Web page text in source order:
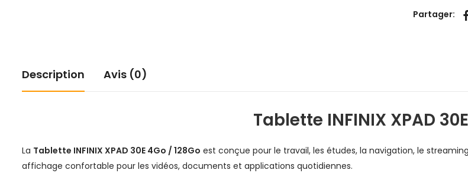
Partager:
Description Avis (0)
Tablette INFINIX XPAD
La Tablette INFINIX XPAD 30E 4Go / 128Go est conçue pour le travail, les études, la navigation, le
affichage confortable pour les vidéos, documents et applications quotidiennes.